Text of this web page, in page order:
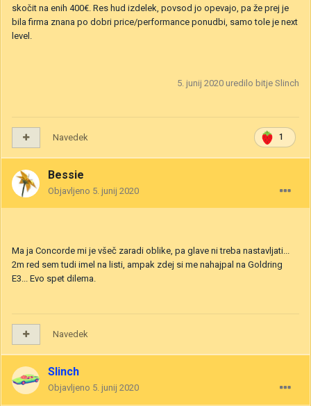
skočit na enih 400€. Res hud izdelek, povsod jo opevajo, pa že prej je
bila firma znana po dobri price/performance ponudbi, samo tole je next
level.
5. junij 2020 uredilo bitje Slinch
1
Navedek
Bessie
Objavljeno 5. junij 2020
Ma ja Concorde mi je všeč zaradi oblike, pa glave ni treba nastavljati...
2m red sem tudi imel na listi, ampak zdej si me nahajpal na Goldring
E3... Evo spet dilema.
Navedek
Slinch
Objavljeno 5. junij 2020